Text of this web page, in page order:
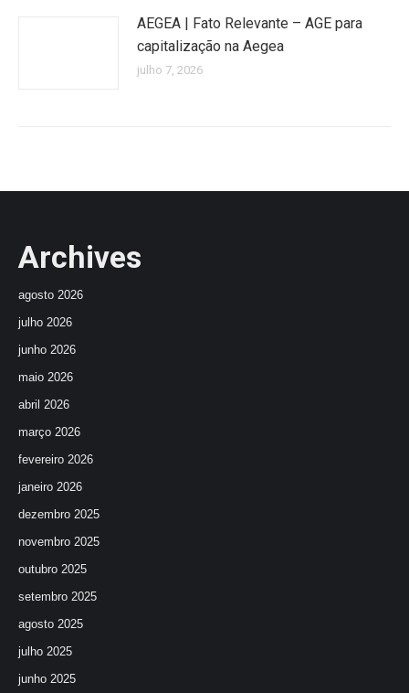
AEGEA | Fato Relevante – AGE para
capitalização na Aegea
julho 7, 2026
Archives
agosto 2026
julho 2026
junho 2026
maio 2026
abril 2026
março 2026
fevereiro 2026
janeiro 2026
dezembro 2025
novembro 2025
outubro 2025
setembro 2025
agosto 2025
julho 2025
junho 2025